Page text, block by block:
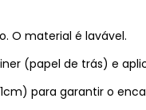
O material é lavável.
(papel de trás) e
para garantir o